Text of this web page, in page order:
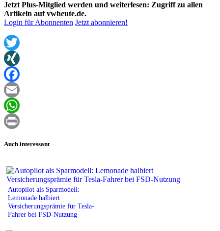
Jetzt Plus-Mitglied werden und weiterlesen: Zugriff zu allen
Artikeln auf vwheute.de.
Login für Abonnenten Jetzt abonnieren!
Twitter
XING
Facebook
Email
WhatsApp
Auch interessant
Autopilot als Sparmodell:
Lemonade halbiert
Versicherungsprämie für Tesla-
Fahrer bei FSD-Nutzung